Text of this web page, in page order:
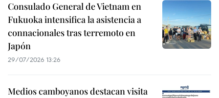
Consulado General de Vietnam en
Fukuoka intensifica la asistencia a
connacionales tras terremoto en
Japón
29/07/2026 13:26
Medios camboyanos destacan visita